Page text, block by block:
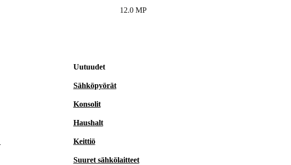
12.0 MP
Uutuudet
Sähköpyörät
Konsolit
Haushalt
Keittiö
Suuret sähkölaitteet